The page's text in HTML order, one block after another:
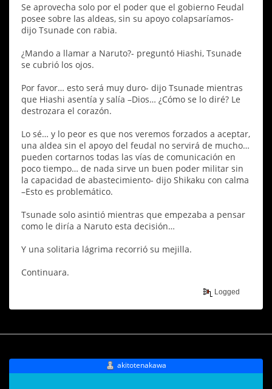
Se aprovecha solo por el poder que el gobierno Feudal
posee sobre las aldeas, sin su apoyo colapsaríamos-
dijo Tsunade con rabia.
¿Mando a llamar a Naruto?- preguntó Hiashi, Tsunade
se cubrió los ojos.
Por favor… esto será muy duro- dijo Tsunade mientras
que Hiashi asentía y salía –Dios… ¿Cómo se lo diré? Le
destrozara el corazón.
Lo sé… y lo peor es que nos veremos forzados a aceptar,
una aldea sin el apoyo del feudal no servirá de mucho…
pueden cortarnos todas las vías de comunicación en
poco tiempo… de nada sirve un buen poder militar sin
la capacidad de abastecimiento- dijo Shikaku con calma
–Esto es problemático.
Tsunade solo asintió mientras que empezaba a pensar
como le diría a Naruto esta decisión…
Y una solitaria lágrima recorrió su mejilla.
Continuara.
Logged
akitotenakawa